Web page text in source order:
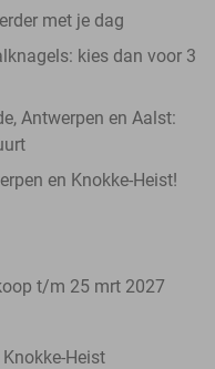
met je dag
kies dan voor 3
Antwerpen en Aalst:
en Knokke-Heist!
t/m 25 mrt 2027
Heist